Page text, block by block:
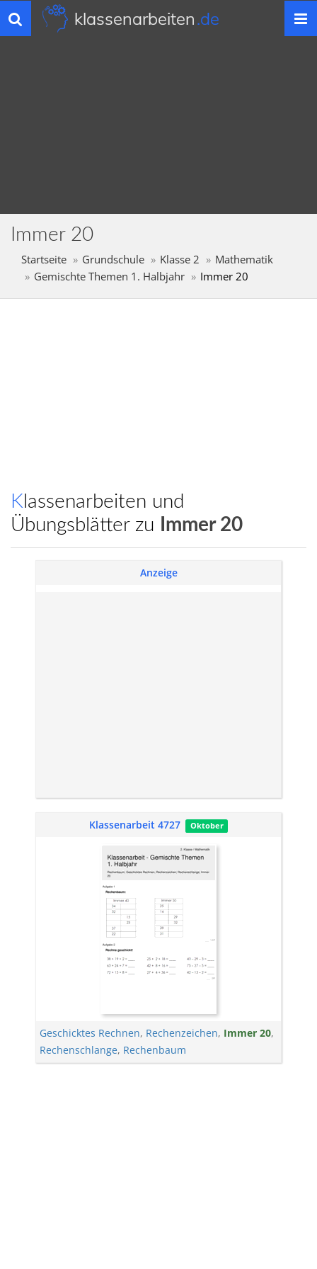
Toggle
navigation
klassenarbeiten.de
Immer 20
Startseite Grundschule Klasse 2
Mathematik
Gemischte Themen 1. Halbjahr
Immer 20
Klassenarbeiten und
Übungsblätter zu
Immer 20
Anzeige
Klassenarbeit 4727 Oktober
Geschicktes Rechnen, Rechenzeichen, Immer 20,
Rechenschlange, Rechenbaum